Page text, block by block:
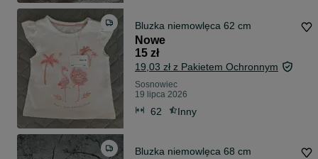
Bluzka niemowlęca 62 cm
Nowe
15 zł
19,03 zł z Pakietem Ochronnym
Sosnowiec
19 lipca 2026
62 Inny
Bluzka niemowlęca 68 cm